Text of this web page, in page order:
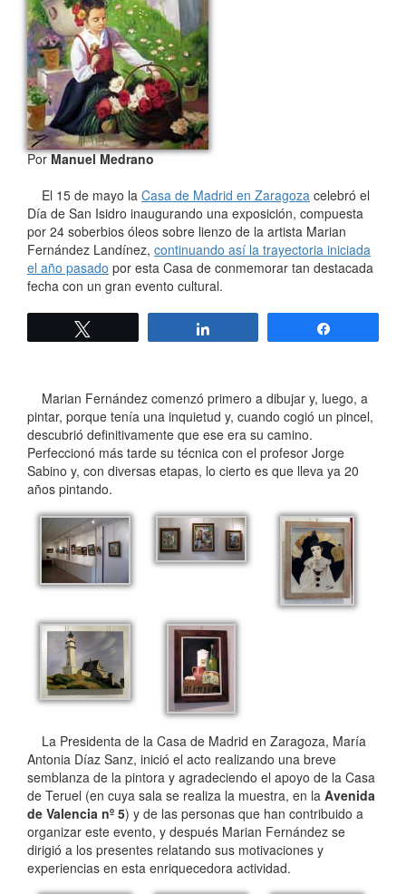
PorManuel Medrano
El 15 de mayo la Casa de Madrid en Zaragoza celebró el
Día de San Isidro inaugurando una exposición, compuesta
por 24 soberbios óleos sobre lienzo de la artista Marian
Fernández Landínez, continuando así la trayectoria iniciada
el año pasado por esta Casa de conmemorar tan destacada
fecha con un gran evento cultural.
Marian Fernández comenzó primero a dibujar y, luego, a
pintar, porque tenía una inquietud y, cuando cogió un pincel,
descubrió definitivamente que ese era su camino.
Perfeccionó más tarde su técnica con el profesor Jorge
Sabino y, con diversas etapas, lo cierto es que lleva ya 20
años pintando.
La Presidenta de la Casa de Madrid en Zaragoza, María
Antonia Díaz Sanz, inició el acto realizando una breve
semblanza de la pintora y agradeciendo el apoyo de la Casa
de Teruel (en cuya sala se realiza la muestra, en la Avenida
de Valencia nº 5) y de las personas que han contribuido a
organizar este evento, y después Marian Fernández se
dirigió a los presentes relatando sus motivaciones y
experiencias en esta enriquecedora actividad.